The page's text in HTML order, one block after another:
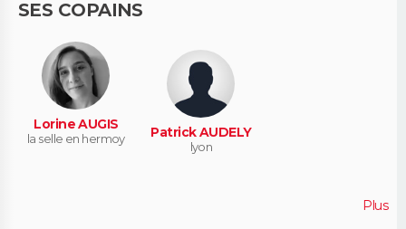
SES COPAINS
Lorine AUGIS
la selle en hermoy Patrick AUDELY
lyon
Plus